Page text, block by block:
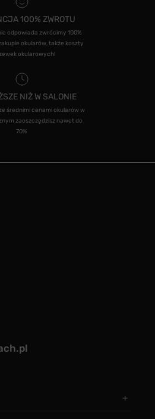
100% ZWROTU
odpowiada zwrócimy 100%
okularów, także koszty
okularowych!
NIŻ W SALONIE
średnimi cenami okularów w
zaoszczędzisz nawet do
70%